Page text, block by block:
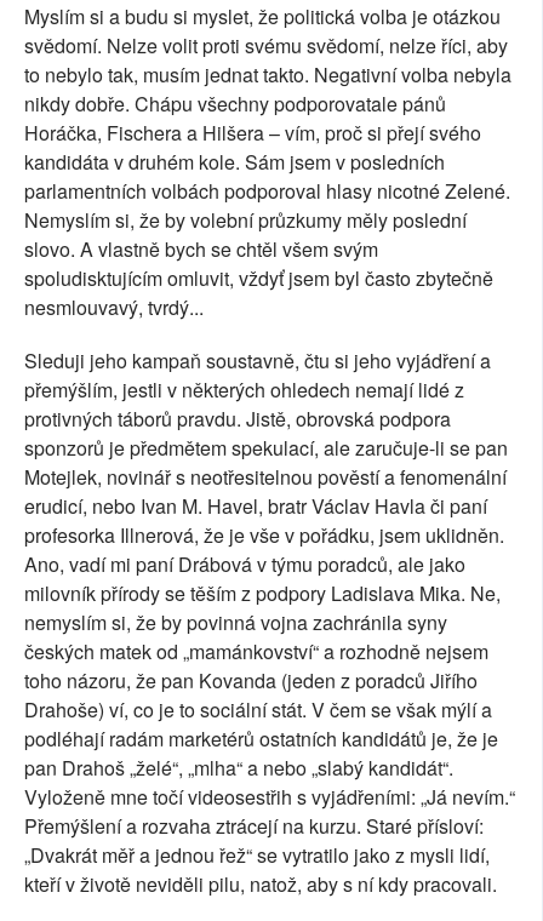
Myslím si a budu si myslet, že politická volba je otázkou
svědomí. Nelze volit proti svému svědomí, nelze říci, aby
to nebylo tak, musím jednat takto. Negativní volba nebyla
nikdy dobře. Chápu všechny podporovatale pánů
Horáčka, Fischera a Hilšera – vím, proč si přejí svého
kandidáta v druhém kole. Sám jsem v posledních
parlamentních volbách podporoval hlasy nicotné Zelené.
Nemyslím si, že by volební průzkumy měly poslední
slovo. A vlastně bych se chtěl všem svým
spoludisktujícím omluvit, vždyť jsem byl často zbytečně
nesmlouvavý, tvrdý...
Sleduji jeho kampaň soustavně, čtu si jeho vyjádření a
přemýšlím, jestli v některých ohledech nemají lidé z
protivných táborů pravdu. Jistě, obrovská podpora
sponzorů je předmětem spekulací, ale zaručuje-li se pan
Motejlek, novinář s neotřesitelnou pověstí a fenomenální
erudicí, nebo Ivan M. Havel, bratr Václav Havla či paní
profesorka Illnerová, že je vše v pořádku, jsem uklidněn.
Ano, vadí mi paní Drábová v týmu poradců, ale jako
milovník přírody se těším z podpory Ladislava Mika. Ne,
nemyslím si, že by povinná vojna zachránila syny
českých matek od „mamánkovství“ a rozhodně nejsem
toho názoru, že pan Kovanda (jeden z poradců Jiřího
Drahoše) ví, co je to sociální stát. V čem se však mýlí a
podléhají radám marketérů ostatních kandidátů je, že je
pan Drahoš „želé“, „mlha“ a nebo „slabý kandidát“.
Vyloženě mne točí videosestřih s vyjádřeními: „Já nevím.“
Přemýšlení a rozvaha ztrácejí na kurzu. Staré přísloví:
„Dvakrát měř a jednou řež“ se vytratilo jako z mysli lidí,
kteří v životě neviděli pilu, natož, aby s ní kdy pracovali.